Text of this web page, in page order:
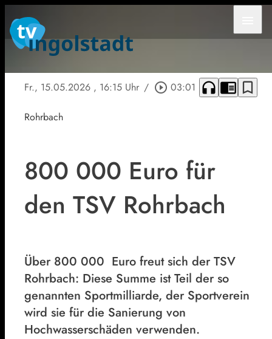
Fr., 15.05.2026 , 16:15 Uhr / play_circle_outline 03:01 headphones chrome_reader_mode bookmark_border
Rohrbach
800 000 Euro für
den TSV Rohrbach
Über 800 000 Euro freut sich der TSV
Rohrbach: Diese Summe ist Teil der so
genannten Sportmilliarde, der Sportverein
wird sie für die Sanierung von
Hochwasserschäden verwenden.